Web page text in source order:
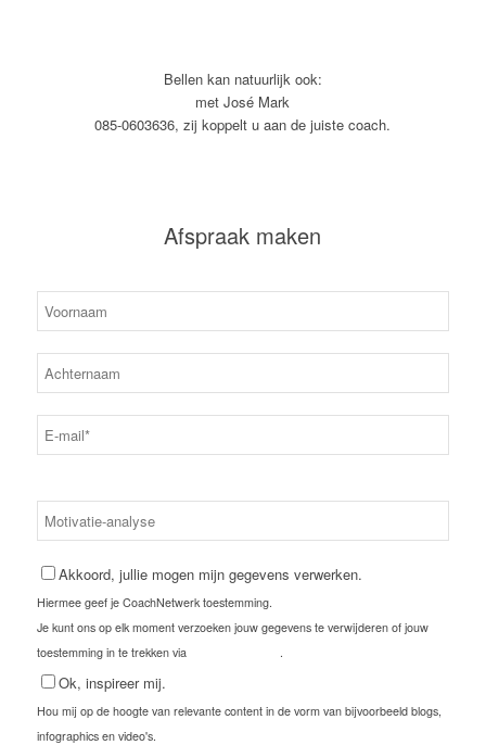
Bellen kan natuurlijk ook:
met José Mark
085-0603636, zij koppelt u aan de juiste coach.
Afspraak maken
Akkoord, jullie mogen mijn gegevens verwerken.
Hiermee geef je CoachNetwerk toestemming.
Je kunt ons op elk moment verzoeken jouw gegevens te verwijderen of jouw
toestemming in te trekken via
Ok, inspireer mij.
Hou mij op de hoogte van relevante content in de vorm van bijvoorbeeld blogs,
infographics en video's.